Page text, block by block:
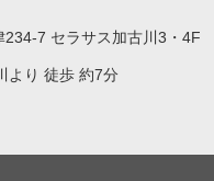
7 セラサス加古川3・4F
より 徒歩 約7分